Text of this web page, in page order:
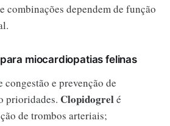
combinações dependem de função
miocardiopatias felinas
congestão e prevenção de
prioridades. Clopidogrelé
de trombos arteriais;